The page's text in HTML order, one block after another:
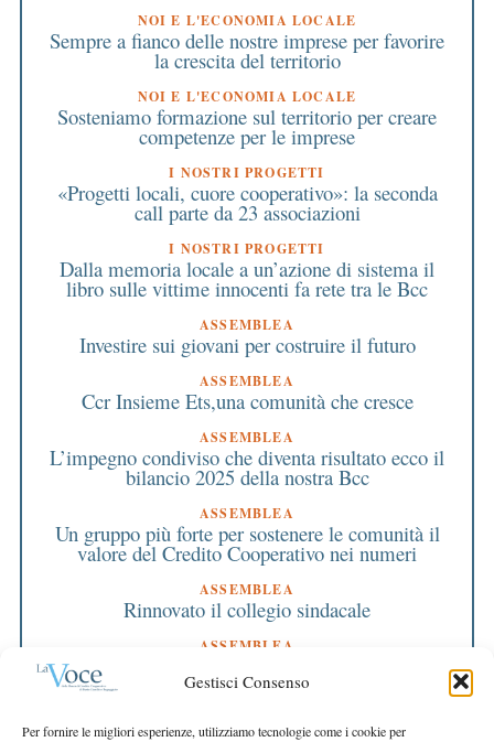
Gestisci Consenso
Per fornire le migliori esperienze, utilizziamo tecnologie come i cookie per
NOI E L'ECONOMIA LOCALE
Sempre a fianco delle nostre imprese per favorire
la crescita del territorio
NOI E L'ECONOMIA LOCALE
Sosteniamo formazione sul territorio per creare
competenze per le imprese
I NOSTRI PROGETTI
«Progetti locali, cuore cooperativo»: la seconda
call parte da 23 associazioni
I NOSTRI PROGETTI
Dalla memoria locale a un’azione di sistema il
libro sulle vittime innocenti fa rete tra le Bcc
ASSEMBLEA
Investire sui giovani per costruire il futuro
ASSEMBLEA
Ccr Insieme Ets,una comunità che cresce
ASSEMBLEA
L’impegno condiviso che diventa risultato ecco il
bilancio 2025 della nostra Bcc
ASSEMBLEA
Un gruppo più forte per sostenere le comunità il
valore del Credito Cooperativo nei numeri
ASSEMBLEA
Rinnovato il collegio sindacale
ASSEMBLEA
Bilancio approvato all’unanimità e 2 milioni
destinati al territorio
EDITORIALE DIRETTORE